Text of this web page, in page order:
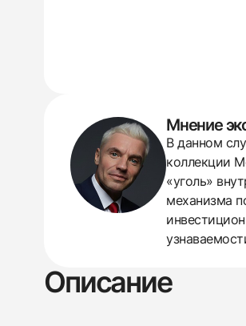
Мнение
В данном
коллекции
«уголь»
механизма
Описание